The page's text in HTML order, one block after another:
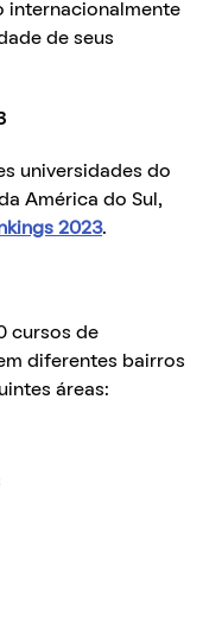
internacionalmente
de seus
universidades do
América do Sul,
2023.
cursos de
diferentes bairros
áreas: